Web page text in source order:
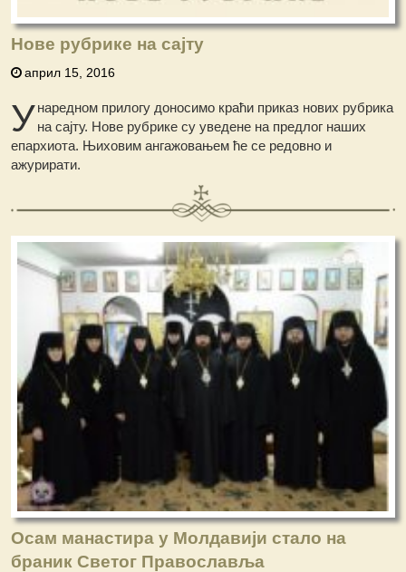
Нове рубрике на сајту
април 15, 2016
Унаредном прилогу доносимо краћи приказ нових рубрика
на сајту. Нове рубрике су уведене на предлог наших
епархиота. Њиховим ангажовањем ће се редовно и
ажурирати.
Осам манастира у Молдавији стало на
браник Светог Православља